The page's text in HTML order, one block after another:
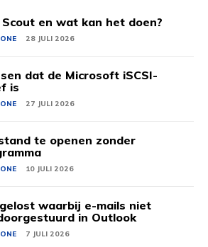
en wat kan het doen?
28 JULI 2026
dat de Microsoft iSCSI-
is
27 JULI 2026
te openen zonder
10 JULI 2026
waarbij e-mails niet
in Outlook
7 JULI 2026